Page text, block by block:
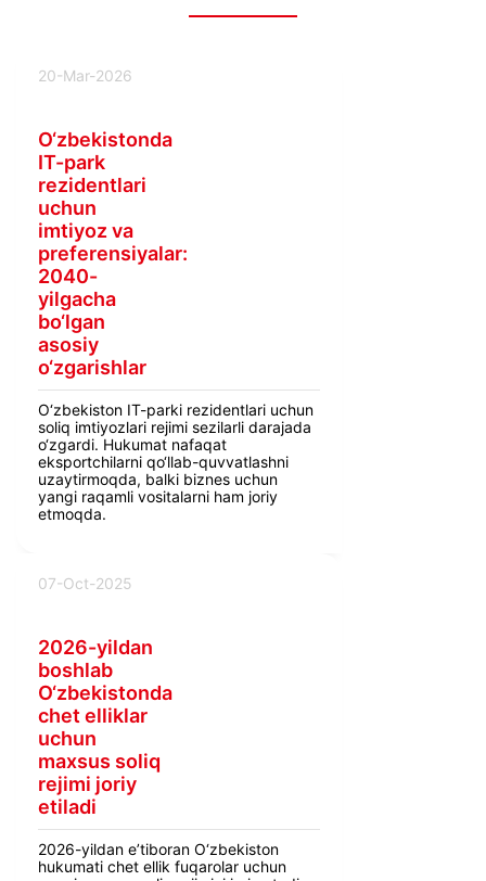
20-Mar-2026
O‘zbekistonda
IT-park
rezidentlari
uchun
imtiyoz va
preferensiyalar:
2040-
yilgacha
bo‘lgan
asosiy
o‘zgarishlar
O‘zbekiston IT-parki rezidentlari uchun
soliq imtiyozlari rejimi sezilarli darajada
o‘zgardi. Hukumat nafaqat
eksportchilarni qo‘llab-quvvatlashni
uzaytirmoqda, balki biznes uchun
yangi raqamli vositalarni ham joriy
etmoqda.
07-Oct-2025
2026-yildan
boshlab
O‘zbekistonda
chet elliklar
uchun
maxsus soliq
rejimi joriy
etiladi
2026-yildan e’tiboran O‘zbekiston
hukumati chet ellik fuqarolar uchun